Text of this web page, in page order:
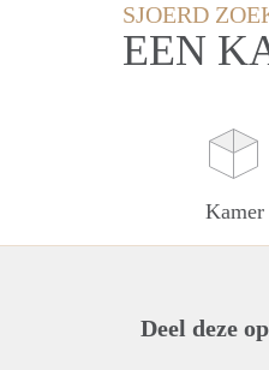
SJOERD
EEN
Kamer
Deel deze